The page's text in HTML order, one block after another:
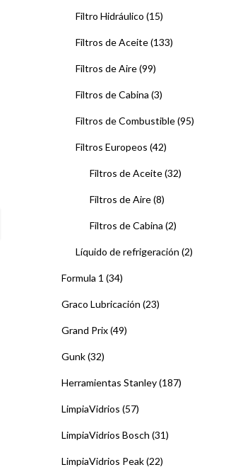
Filtro Hidráulico (15)
Filtros de Aceite(133)
Filtros de Aire(99)
Filtros de Cabina (3)
Filtros de Combustible(95)
Filtros Europeos (42)
Filtros de Aceite(32)
Filtros de Aire(8)
Filtros de Cabina (2)
Líquido de refrigeración (2)
Formula 1 (34)
Graco Lubricación (23)
Grand Prix(49)
Gunk(32)
Herramientas Stanley(187)
LimpiaVidrios (57)
LimpiaVidrios Bosch (31)
LimpiaVidrios Peak(22)